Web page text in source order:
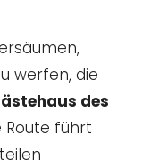
werfen, die
des
Route führt